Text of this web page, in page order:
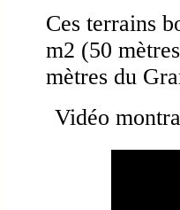
Ces terrains
m2 (50
mètres du
Vidéo